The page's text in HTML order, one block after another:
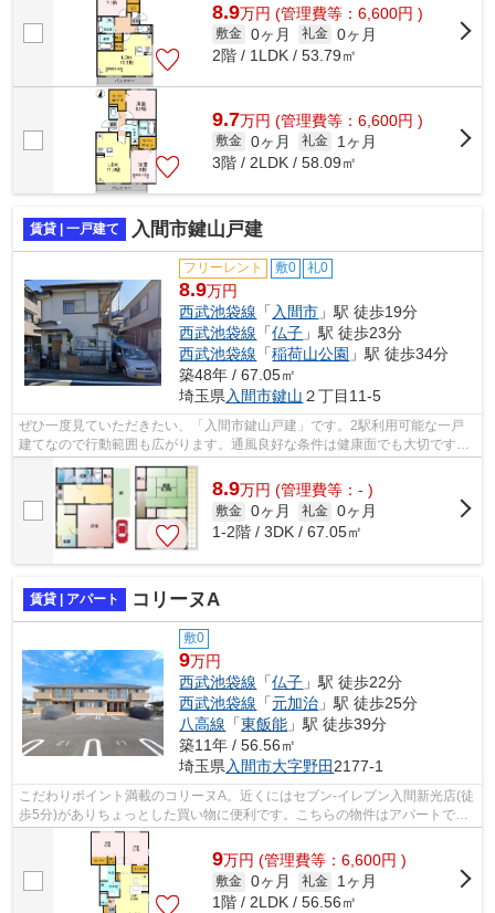
8.9万円 (管理費等：6,600円 )
敷金 0ヶ月 礼金 0ヶ月
2階 / 1LDK / 53.79㎡
9.7万円 (管理費等：6,600円 )
敷金 0ヶ月 礼金
1ヶ月
3階 / 2LDK / 58.09㎡
賃貸 | 一戸建て 入間市鍵山戸建
フリーレント 敷0 礼0
8.9万円
西武池袋線 「 入間市 」駅 徒歩19分
西武池袋線 「仏子 」駅 徒歩23分
西武池袋線 「稲荷山公園 」駅 徒歩34分
築48年 / 67.05㎡
埼玉県 入間市鍵山 ２丁目11-5
ぜひ一度見ていただきたい、「入間市鍵山戸建」です。2駅利用可能な一戸
建てなので行動範囲も広がります。通風良好な条件は健康面でも大切です。
そんな観点からもおすすめの一戸建てを...
8.9万円 (管理費等：- )
敷金 0ヶ月 礼金 0ヶ月
1-2階 / 3DK / 67.05㎡
賃貸 | アパート コリーヌA
敷0
9万円
西武池袋線 「仏子 」駅 徒歩22分
西武池袋線 「元加治 」駅 徒歩25分
八高線 「東飯能 」駅 徒歩39分
築11年 / 56.56㎡
埼玉県 入間市大字野田 2177-1
こだわりポイント満載のコリーヌA。近くにはセブン-イレブン入間新光店(徒
歩5分)がありちょっとした買い物に便利です。こちらの物件はアパートで
す。入居の当日からインターネットが使...
9万円 (管理費等：6,600円 )
敷金 0ヶ月 礼金
1ヶ月
1階 / 2LDK / 56.56㎡